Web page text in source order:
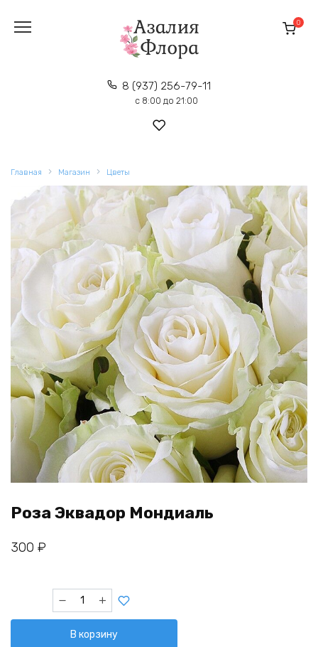
содержанию
8 (937) 256-79-11
с 8:00 до 21:00
0
Главная Магазин Цветы
Роза Эквадор Мондиаль
300 ₽
Количество
товара
Эквадор
В корзину